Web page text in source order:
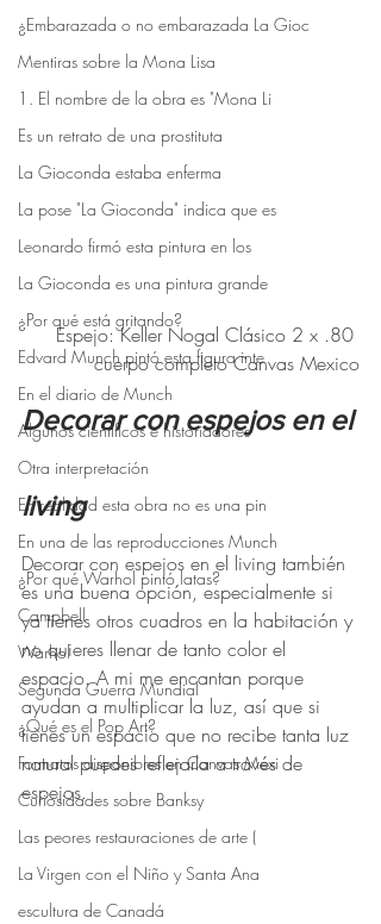
¿Embarazada o no embarazada La Gioc
Mentiras sobre la Mona Lisa
1. El nombre de la obra es "Mona Li
Es un retrato de una prostituta
La Gioconda estaba enferma
La pose "La Gioconda" indica que es
Leonardo firmó esta pintura en los
La Gioconda es una pintura grande
¿Por qué está gritando?
Edvard Munch pintó esta figura inte
En el diario de Munch
Algunos científicos e historiadores
Otra interpretación
En realidad esta obra no es una pin
En una de las reproducciones Munch
¿Por qué Warhol pintó latas?
Campbell
Warhol
Segunda Guerra Mundial
¿Qué es el Pop Art?
Formatos disponibles en Canvas Mexi
Curiosidades sobre Banksy
Las peores restauraciones de arte (
La Virgen con el Niño y Santa Ana
escultura de Canadá
Espejo: Keller Nogal Clásico 2 x .80
cuerpo completo Canvas Mexico
Decorar con espejos en el
living
Decorar con espejos en el living también
es una buena opción, especialmente si
ya tienes otros cuadros en la habitación y
no quieres llenar de tanto color el
espacio. A mi me encantan porque
ayudan a multiplicar la luz, así que si
tienes un espacio que no recibe tanta luz
natural puedes reflejarla a través de
espejos.